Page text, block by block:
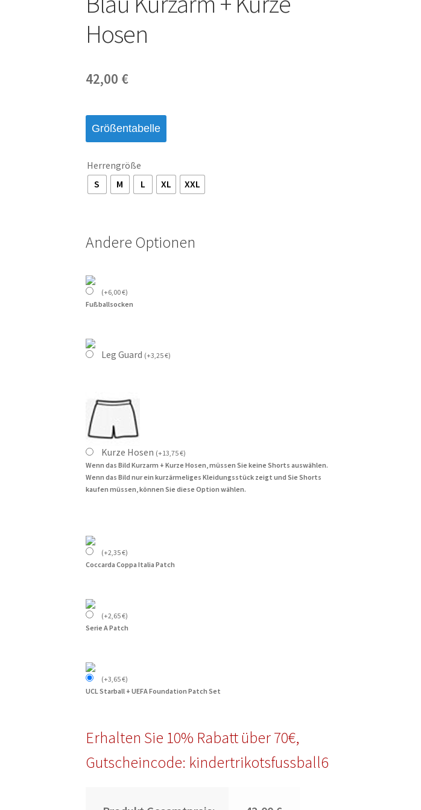
Hosen
42,00 €
Größentabelle
Herrengröße
S
M L XL XXL
Andere Optionen
(+6,00€)
Fußballsocken
Leg Guard (+3,25€)
Kurze Hosen (+13,75€)
Wenn das Bild Kurzarm + Kurze Hosen, müssen Sie keine Shorts auswählen.
Wenn das Bild nur ein kurzärmeliges Kleidungsstück zeigt und Sie Shorts
kaufen müssen, können Sie diese Option wählen.
(+2,35€)
Coccarda Coppa Italia Patch
(+2,65€)
Serie A Patch
(+3,65€)
UCL Starball + UEFA Foundation Patch Set
Erhalten Sie 10% Rabatt über 70€,
Gutscheincode: kindertrikotsfussball6